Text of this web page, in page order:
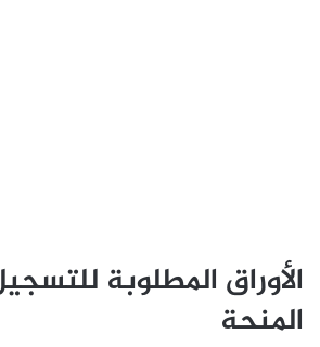
الأوراق المطلوبة
المنحة